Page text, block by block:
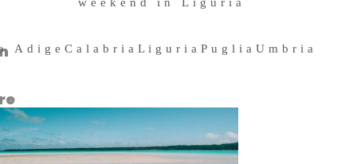
Adige Calabria LiguriaPuglia Umbria